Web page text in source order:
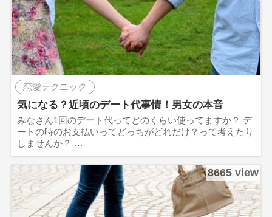
恋愛テクニック
気になる？近頃のデート代事情！男女の本音
みなさん1回のデート代ってどのくらい使ってますか？ デ
ートの時のお支払いってどっちがどれだけ？って考えたり
しませんか？ …
8665 view